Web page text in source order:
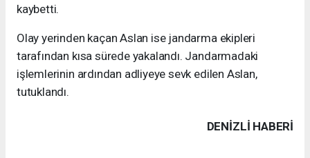
kaybetti.
Olay yerinden kaçan Aslan ise jandarma ekipleri
tarafından kısa sürede yakalandı. Jandarmadaki
işlemlerinin ardından adliyeye sevk edilen Aslan,
tutuklandı.
DENIZLI HABERİ